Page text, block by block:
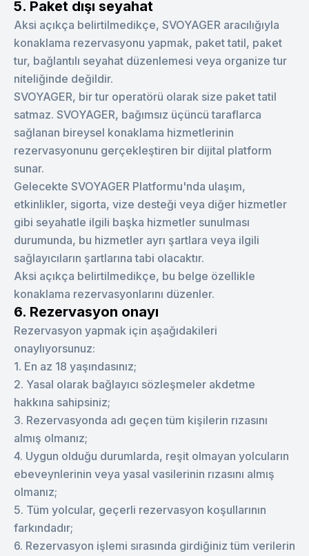
5. Paket dışı seyahat
Aksi açıkça belirtilmedikçe, SVOYAGER aracılığıyla
konaklama rezervasyonu yapmak, paket tatil, paket
tur, bağlantılı seyahat düzenlemesi veya organize tur
niteliğinde değildir.
SVOYAGER, bir tur operatörü olarak size paket tatil
satmaz. SVOYAGER, bağımsız üçüncü taraflarca
sağlanan bireysel konaklama hizmetlerinin
rezervasyonunu gerçekleştiren bir dijital platform
sunar.
Gelecekte SVOYAGER Platformu'nda ulaşım,
etkinlikler, sigorta, vize desteği veya diğer hizmetler
gibi seyahatle ilgili başka hizmetler sunulması
durumunda, bu hizmetler ayrı şartlara veya ilgili
sağlayıcıların şartlarına tabi olacaktır.
Aksi açıkça belirtilmedikçe, bu belge özellikle
konaklama rezervasyonlarını düzenler.
6. Rezervasyon onayı
Rezervasyon yapmak için aşağıdakileri
onaylıyorsunuz:
1. En az 18 yaşındasınız;
2. Yasal olarak bağlayıcı sözleşmeler akdetme
hakkına sahipsiniz;
3. Rezervasyonda adı geçen tüm kişilerin rızasını
almış olmanız;
4. Uygun olduğu durumlarda, reşit olmayan yolcuların
ebeveynlerinin veya yasal vasilerinin rızasını almış
olmanız;
5. Tüm yolcular, geçerli rezervasyon koşullarının
farkındadır;
6. Rezervasyon işlemi sırasında girdiğiniz tüm verilerin